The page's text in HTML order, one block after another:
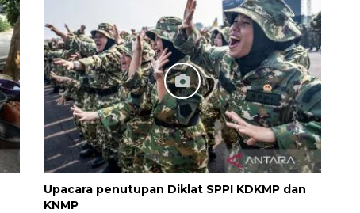
Upacara penutupan Diklat SPPI KDKMP dan
KNMP